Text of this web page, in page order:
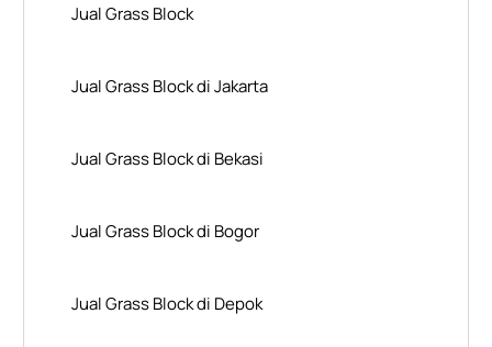
Jual Grass Block
Jual Grass Block di Jakarta
Jual Grass Block di Bekasi
Jual Grass Block di Bogor
Jual Grass Block di Depok